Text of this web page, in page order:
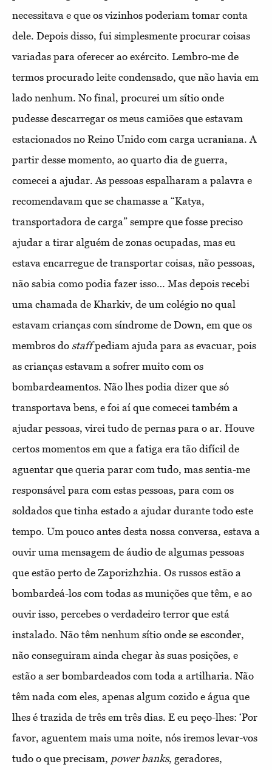
necessitava e que os vizinhos poderiam tomar conta
dele. Depois disso, fui simplesmente procurar coisas
variadas para oferecer ao exército. Lembro-me de
termos procurado leite condensado, que não havia em
lado nenhum. No final, procurei um sítio onde
pudesse descarregar os meus camiões que estavam
estacionados no Reino Unido com carga ucraniana. A
partir desse momento, ao quarto dia de guerra,
comecei a ajudar. As pessoas espalharam a palavra e
recomendavam que se chamasse a “Katya,
transportadora de carga” sempre que fosse preciso
ajudar a tirar alguém de zonas ocupadas, mas eu
estava encarregue de transportar coisas, não pessoas,
não sabia como podia fazer isso… Mas depois recebi
uma chamada de Kharkiv, de um colégio no qual
estavam crianças com síndrome de Down, em que os
membros do staffpediam ajuda para as evacuar, pois
as crianças estavam a sofrer muito com os
bombardeamentos. Não lhes podia dizer que só
transportava bens, e foi aí que comecei também a
ajudar pessoas, virei tudo de pernas para o ar. Houve
certos momentos em que a fatiga era tão difícil de
aguentar que queria parar com tudo, mas sentia-me
responsável para com estas pessoas, para com os
soldados que tinha estado a ajudar durante todo este
tempo. Um pouco antes desta nossa conversa, estava a
ouvir uma mensagem de áudio de algumas pessoas
que estão perto de Zaporizhzhia. Os russos estão a
bombardeá-los com todas as munições que têm, e ao
ouvir isso, percebes o verdadeiro terror que está
instalado. Não têm nenhum sítio onde se esconder,
não conseguiram ainda chegar às suas posições, e
estão a ser bombardeados com toda a artilharia. Não
têm nada com eles, apenas algum cozido e água que
lhes é trazida de três em três dias. E eu peço-lhes: ‘Por
favor, aguentem mais uma noite, nós iremos levar-vos
tudo o que precisam, power banks, geradores,